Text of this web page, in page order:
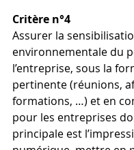
Critère n°4
Assurer la
environnementale du
l’entreprise, sous la
pertinente (réunions,
formations, …) et en
pour les entreprises
principale est